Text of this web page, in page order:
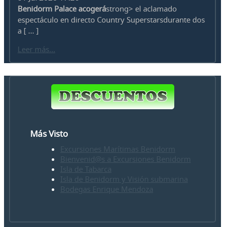
Benidorm Palace acogerástrong> el aclamado
espectáculo en directo Country Superstarsdurante dos
a [ ... ]
Leer más...
Más Visto
Excursiones Marítimas Benidorm
Bienvenid@s a Excursiones Benidorm
Isla de Tabarca
Isla de Benidorm y Visión submarina
Bodegas Enrique Mendoza